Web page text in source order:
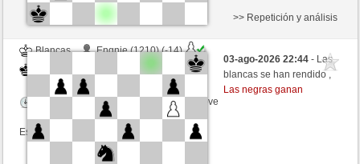
Blancas
Engnie (1210) (-14)
Fliese (1252) (+14)
Tiempo: 9 minutes/side + 9 seconds/move
Esta partida es por puntos
>> Repetición y análisis
03-ago-2026 22:44- Las
blancas se han rendido ,
Las negras ganan